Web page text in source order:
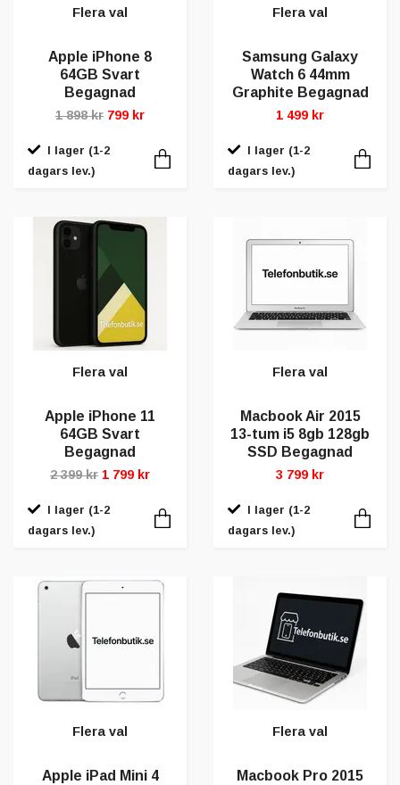
Flera val
Apple iPhone 8
64GB Svart
Begagnad
1 898 kr 799 kr
I lager (1-2
dagars lev.)
Flera val
Samsung Galaxy
Watch 6 44mm
Graphite Begagnad
1 499 kr
I lager (1-2
dagars lev.)
Flera val
Apple iPhone 11
64GB Svart
Begagnad
2 399 kr 1 799 kr
I lager (1-2
dagars lev.)
Flera val
Macbook Air 2015
13-tum i5 8gb 128gb
SSD Begagnad
3 799 kr
I lager (1-2
dagars lev.)
Flera val
Apple iPad Mini 4
Flera val
Macbook Pro 2015